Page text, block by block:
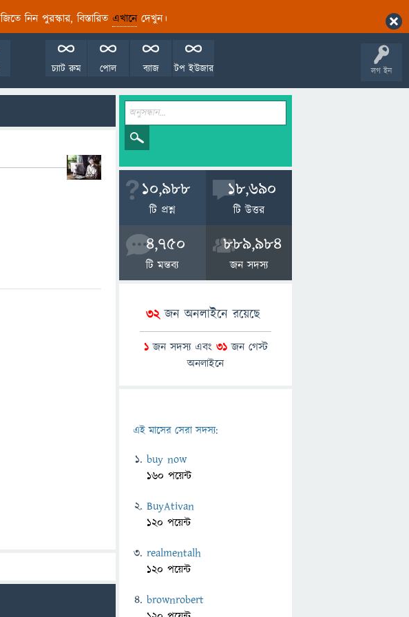
নিন পুরস্কার, বিস্তারিত এখানেদেখুন।
লগ ইন
টপ ইউজার
ব্যাজ
পোল
চ্যাট রুম
10,988
টি প্রশ্ন
18,690
টি উত্তর
4,750
টি মন্তব্য
889,984
জন সদস্য
32জন অনলাইনে রয়েছে
1জন সদস্য এবং 31জন গেস্ট
অনলাইনে
এই মাসের সেরা সদস্য:
buy now
160 পয়েন্ট
BuyAtivan
120 পয়েন্ট
realmentalh
120 পয়েন্ট
brownrobert